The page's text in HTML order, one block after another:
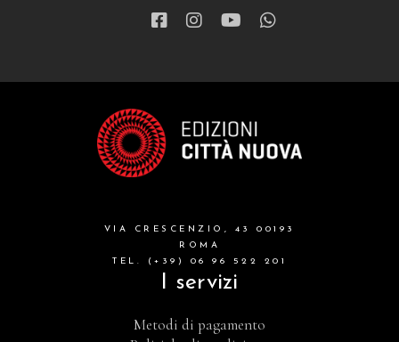
VIA CRESCENZIO, 43 00193
ROMA
TEL. (+39) 06 96 522 201
I servizi
Metodi di pagamento